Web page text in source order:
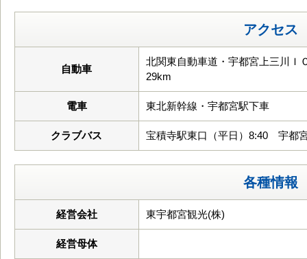
アクセス
自動車
北関東自動車道・宇都宮上三川Ｉ
29km
電車 東北新幹線・宇都宮駅下車
クラブバス 宝積寺駅東口（平日）8:40 宇
各種情報
経営会社 東宇都宮観光(株)
経営母体